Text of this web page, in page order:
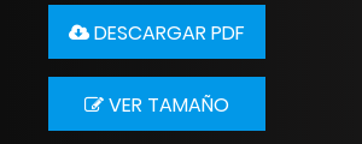
DESCARGAR PDF
VER TAMAÑO